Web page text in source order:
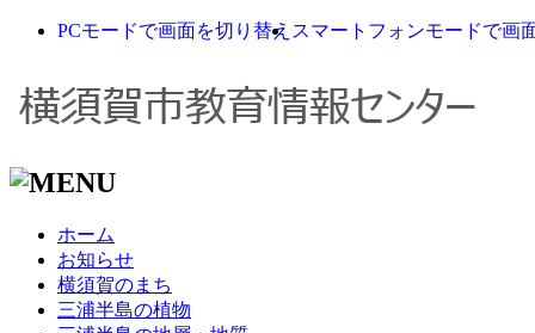
PCモードで画面を切り替え スマートフォンモードで画
ホーム
お知らせ
横須賀のまち
三浦半島の植物